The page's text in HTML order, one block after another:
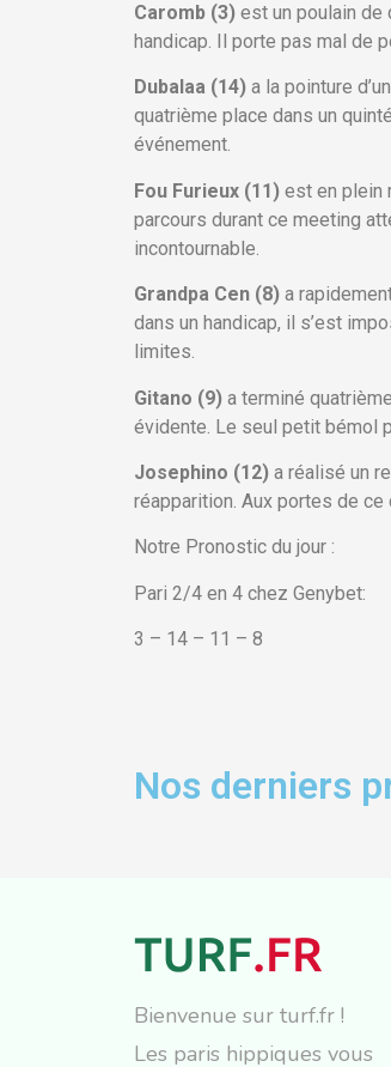
Caromb (3) est un poulain de
handicap. Il porte pas mal de
Dubalaa (14) a la pointure
quatrième place dans un
événement.
Fou Furieux (11) est en plein
parcours durant ce meeting
incontournable.
Grandpa Cen (8) a
dans un handicap, il s’est
limites.
Gitano (9) a terminé
évidente. Le seul petit bémol
Josephino (12) a réalisé un
réapparition. Aux portes de
Notre Pronostic du jour :
Pari 2/4 en 4 chez Genybet:
3 – 14 – 11 – 8
Nos derniers
Bienvenue sur turf.fr !
Les paris hippiques vous